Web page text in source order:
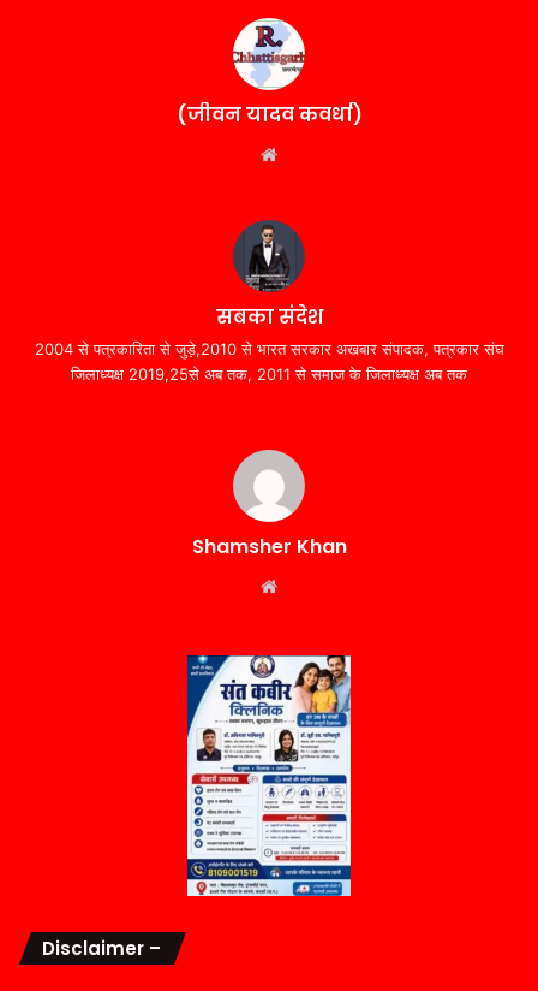
(जीवन यादव कवर्धा)
सबका संदेश
2004 से पत्रकारिता से जुड़े,2010 से भारत सरकार अखबार संपादक, पत्रकार संघ
जिलाध्यक्ष 2019,25से अब तक, 2011 से समाज के जिलाध्यक्ष अब तक
Shamsher Khan
Disclaimer –